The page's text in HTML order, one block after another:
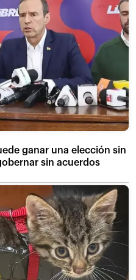
ganar una elección sin
sin acuerdos